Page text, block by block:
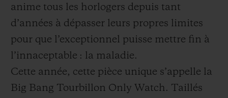
anime tous les horlogers depuis tant
d’années à dépasser leurs propres limites
pour que l’exceptionnel puisse mettre fin à
l’innaceptable : la maladie.
Cette année, cette pièce unique s’appelle la
Big Bang Tourbillon Only Watch. Taillés